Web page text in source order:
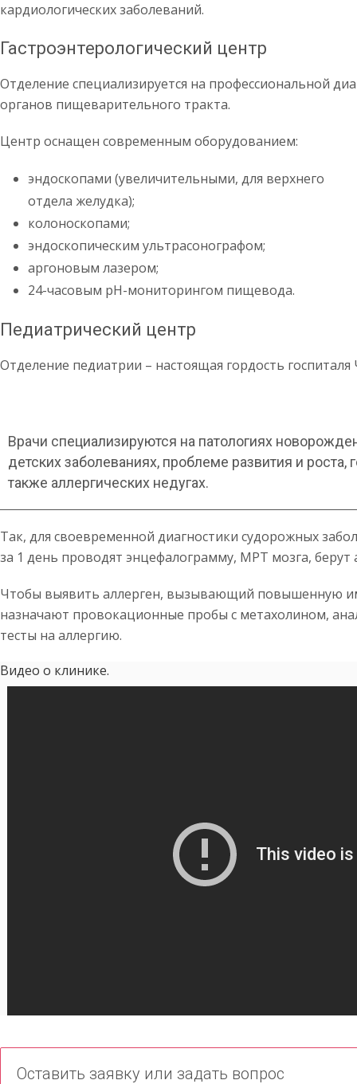
кардиологических заболеваний.
Гастроэнтерологический центр
Отделение специализируется на профессиональной
органов пищеварительного тракта.
Центр оснащен современным оборудованием:
эндоскопами (увеличительными, для верхнего
отдела желудка);
колоноскопами;
эндоскопическим ультрасонографом;
аргоновым лазером;
24-часовым pH-мониторингом пищевода.
Педиатрический центр
Отделение педиатрии – настоящая гордость госпиталя
Врачи специализируются на патологиях
детских заболеваниях, проблеме развития и роста,
также аллергических недугах.
Так, для своевременной диагностики судорожных
за 1 день проводят энцефалограмму, МРТ мозга, берут
Чтобы выявить аллерген, вызывающий повышенную
назначают провокационные пробы с метахолином,
тесты на аллергию.
Видео о клинике.
Оставить заявку или задать вопрос